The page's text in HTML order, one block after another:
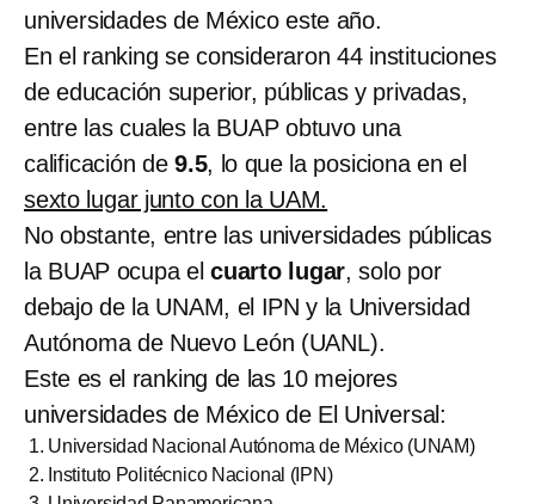
universidades de México este año.
En el ranking se consideraron 44 instituciones
de educación superior, públicas y privadas,
entre las cuales la BUAP obtuvo una
calificación de9.5, lo que la posiciona en el
sexto lugar junto con la UAM.
No obstante, entre las universidades públicas
la BUAP ocupa el cuarto lugar, solo por
debajo de la UNAM, el IPN y la Universidad
Autónoma de Nuevo León (UANL).
Este es el ranking de las 10 mejores
universidades de México de El Universal:
Universidad Nacional Autónoma de México (UNAM)
Instituto Politécnico Nacional (IPN)